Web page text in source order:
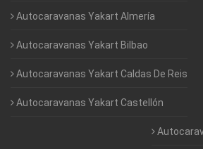
Autocaravanas Yakart Almería
Autocaravanas Yakart Bilbao
Autocaravanas Yakart Caldas De Reis
Autocaravanas Yakart Castellón